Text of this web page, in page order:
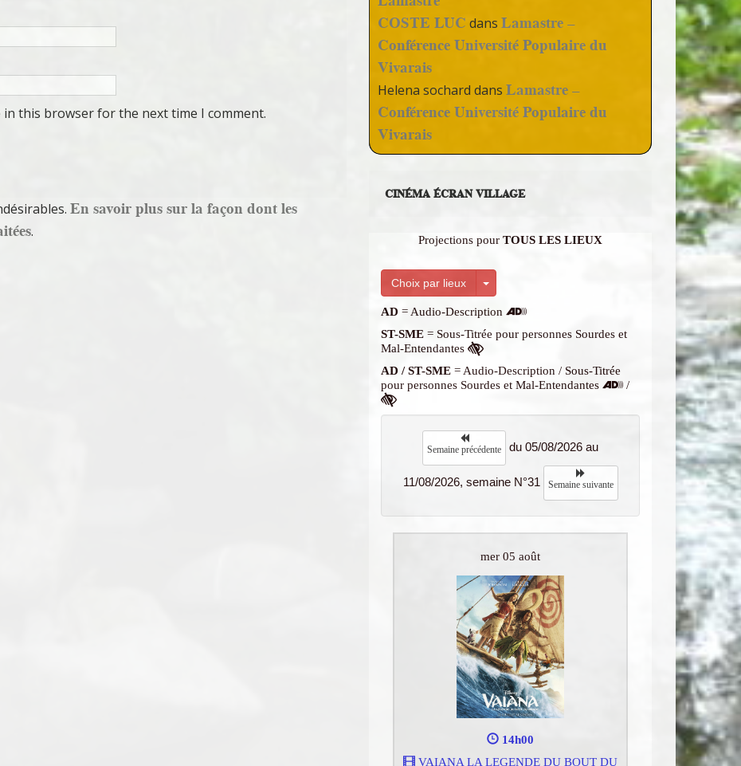
in this browser for the next time I comment.
En savoir plus sur la façon dont les
.
COSTE LUC dansLamastre –
Conférence Université Populaire du
Vivarais
Helena sochard dansLamastre –
Conférence Université Populaire du
Vivarais
CINÉMA ÉCRAN VILLAGE